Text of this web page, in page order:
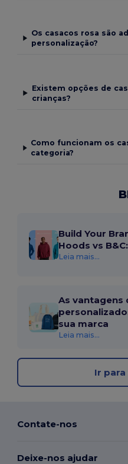
Os casacos rosa são
personalização?
Existem opções de
crianças?
Como funcionam os
categoria?
Build Your
Hoods vs
Leia mais...
As vantagens
sua marca
Leia mais...
Ir para
Contate-nos
Deixe-nos ajudar